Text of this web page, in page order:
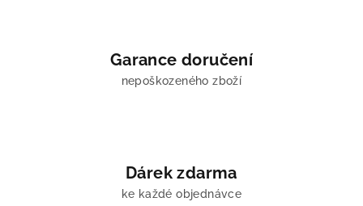
k
y
s
u
Garance doručení
nepoškozeného zboží
Dárek zdarma
ke každé objednávce